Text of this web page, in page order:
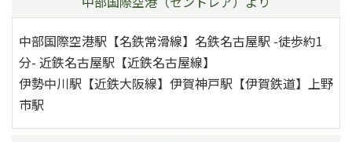
中部国際空港駅【名鉄常滑線】名鉄名古屋駅 -徒歩約1
分- 近鉄名古屋駅【近鉄名古屋線】
伊勢中川駅【近鉄大阪線】伊賀神戸駅【伊賀鉄道】上野
市駅